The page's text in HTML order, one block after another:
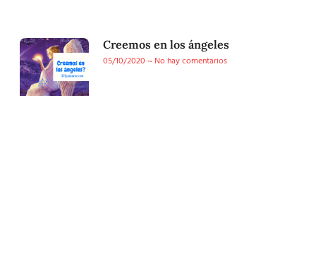
Creemos en los ángeles
05/10/2020
No hay comentarios